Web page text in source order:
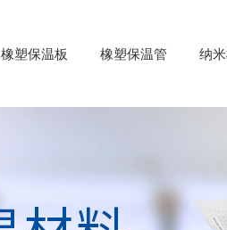
橡塑保温板 橡塑保温管 纳